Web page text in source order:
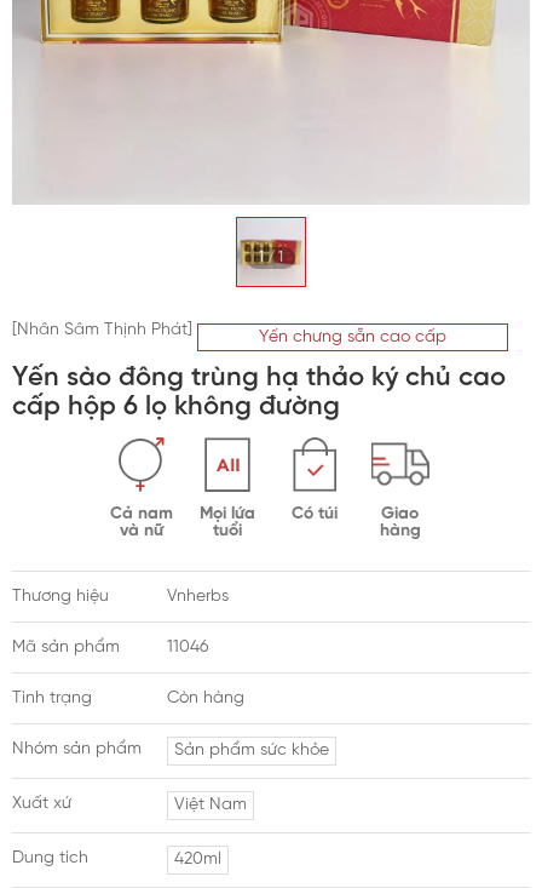
1/1
[Nhân Sâm Thịnh Phát] Yến chưng sẵn cao cấp
Yến sào đông trùng hạ thảo ký chủ cao
cấp hộp 6 lọ không đường
Cả nam
và nữ
Mọi lứa
tuổi
Có túi
Giao
hàng
Thương hiệu Vnherbs
Mã sản phẩm 11046
Tình trạng Còn hàng
Nhóm sản phẩm Sản phẩm sức khỏe
Xuất xứ Việt Nam
Dung tích 420ml
Trà sâm Hàn Quốc